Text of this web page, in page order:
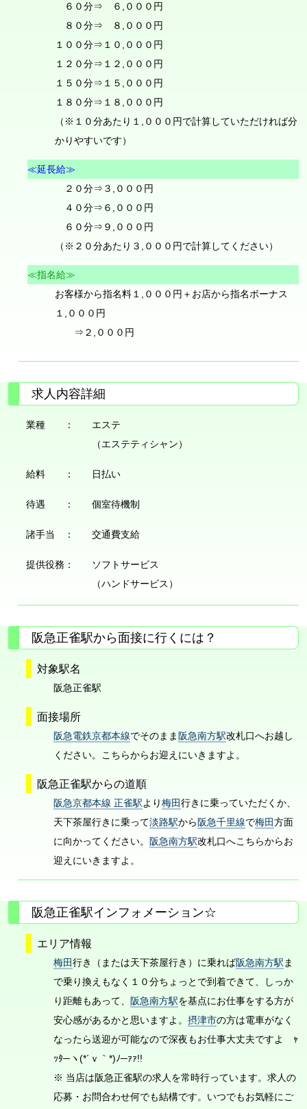
６０分⇒ ６,０００円
８０分⇒ ８,０００円
１００分⇒１０,０００円
１２０分⇒１２,０００円
１５０分⇒１５,０００円
１８０分⇒１８,０００円
（※１０分あたり１,０００円で計算していただければ分
かりやすいです）
≪延長給≫
２０分⇒３,０００円
４０分⇒６,０００円
６０分⇒９,０００円
（※２０分あたり３,０００円で計算してください）
≪指名給≫
お客様から指名料１,０００円＋お店から指名ボーナス
１,０００円
⇒２,０００円
求人内容詳細
業種 ：
エステ
（エステティシャン）
給料 ： 日払い
待遇 ： 個室待機制
諸手当 ： 交通費支給
提供役務：
ソフトサービス
（ハンドサービス）
阪急正雀駅から面接に行くには？
対象駅名
阪急正雀駅
面接場所
阪急電鉄京都本線でそのまま 阪急南方駅改札口へお越し
ください。こちらからお迎えにいきますよ。
阪急正雀駅からの道順
阪急京都本線 正雀駅より梅田行きに乗っていただくか、
天下茶屋行きに乗って淡路駅から 阪急千里線で梅田方面
に向かってください。
阪急南方駅改札口へこちらからお
迎えにいきますよ。
阪急正雀駅インフォメーション☆
エリア情報
梅田行き（または天下茶屋行き）に乗れば阪急南方駅 ま
で乗り換えもなく１０分ちょっとで到着できて、しっか
り距離もあって、
阪急南方駅を基点にお仕事をする方が
安心感があるかと思いますよ。 摂津市の方は電車がなく
なったら送迎が可能なので深夜もお仕事大丈夫ですよ ｬ
ｯﾀ─ヽ(*´ｖ｀*)ﾉ─ｧｧ!!
※ 当店は阪急正雀駅の求人を常時行っています。求人の
応募・お問合わせ何でも結構です。いつでもお気軽にご